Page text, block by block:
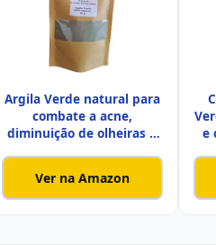
Argila Verde natural para
combate a acne,
diminuição de olheiras e
Ver na Amazon
e